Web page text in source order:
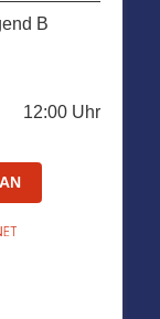
B
12:00 Uhr